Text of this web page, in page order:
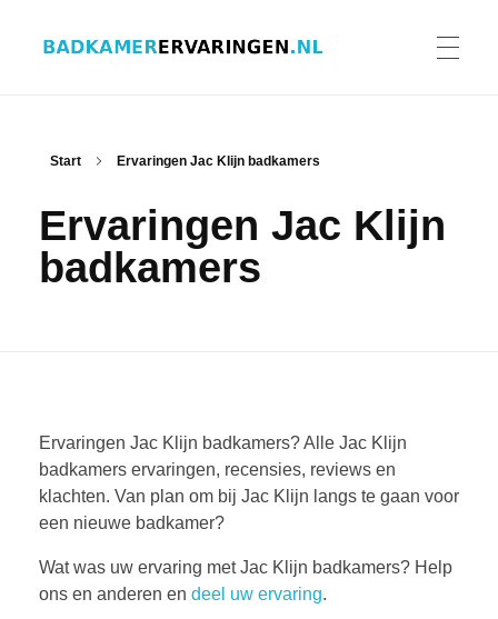
ERVARINGEN BADKAMERS
CONTACT
Start Ervaringen Jac Klijn badkamers
Ervaringen Jac Klijn
badkamers
Ervaringen Jac Klijn badkamers? Alle Jac Klijn
badkamers ervaringen, recensies, reviews en
klachten. Van plan om bij Jac Klijn langs te gaan voor
een nieuwe badkamer?
Wat was uw ervaring met Jac Klijn badkamers? Help
ons en anderen en deel uw ervaring.